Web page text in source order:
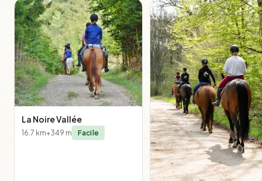
La Noire Vallée
16.7 km+349 m Facile